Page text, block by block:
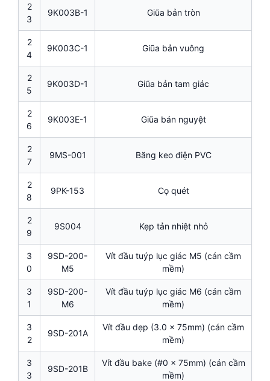
2
3
9K003B-1 Giũa bản tròn
2
4
9K003C-1 Giũa bản vuông
2
5
9K003D-1 Giũa bản tam giác
2
6
9K003E-1 Giũa bán nguyệt
2
7
9MS-001 Băng keo điện PVC
2
8
9PK-153 Cọ quét
2
9
9S004 Kẹp tản nhiệt nhỏ
3
0
9SD-200-
M5
Vít đầu tuýp lục giác M5 (cán cầm
mềm)
3
1
9SD-200-
M6
Vít đầu tuýp lục giác M6 (cán cầm
mềm)
3
2
9SD-201A
Vít đầu dẹp (3.0 x 75mm) (cán cầm
mềm)
3
3
9SD-201B
Vít đầu bake (#0 x 75mm) (cán cầm
mềm)